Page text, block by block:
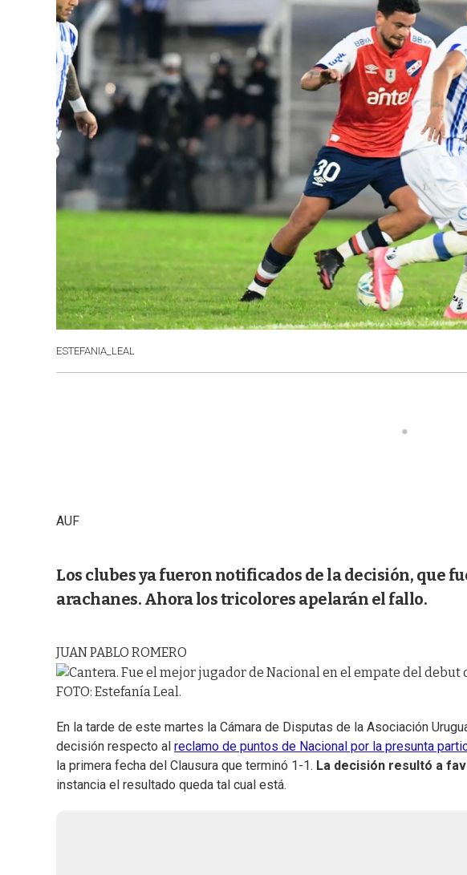
ESTEFANIA_LEAL
AUF
Los clubes ya fueron notificados de la decisión, que
arachanes. Ahora los tricolores apelarán el fallo.
JUAN PABLO ROMERO
FOTO: Estefanía Leal.
En la tarde de este martes la Cámara de Disputas de la Asociación
decisión respecto al reclamo de puntos de Nacional por la presunta
la primera fecha del Clausura que terminó 1-1. La decisión resultó a
instancia el resultado queda tal cual está.